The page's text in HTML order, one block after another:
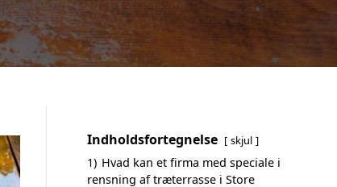
Indholdsfortegnelse skjul
1) Hvad kan et firma med speciale i
rensning af træterrasse i Store